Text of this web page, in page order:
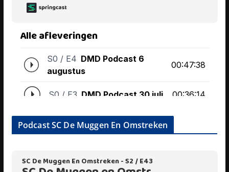
Podcast SC De Muggen En Omstreken